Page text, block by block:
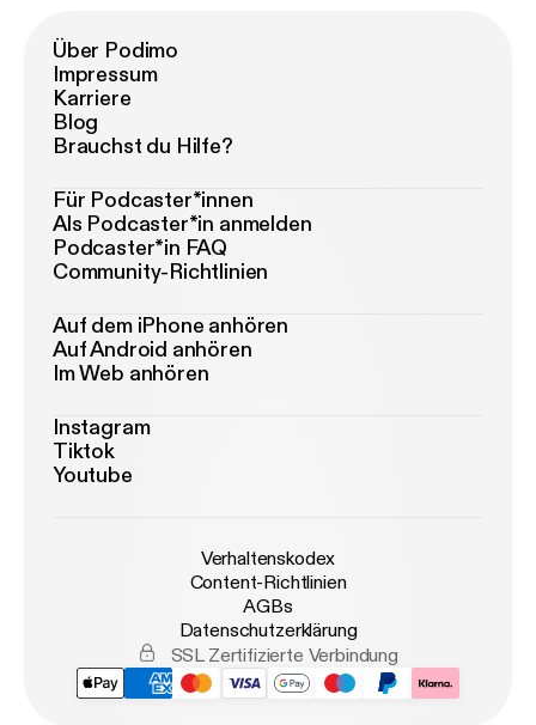
Über Podimo
Impressum
Karriere
Blog
Brauchst du Hilfe?
Für Podcaster*innen
Als Podcaster*in anmelden
Podcaster*in FAQ
Community-Richtlinien
Auf dem iPhone anhören
Auf Android anhören
Im Web anhören
Instagram
Tiktok
Youtube
Verhaltenskodex
Content-Richtlinien
AGBs
Datenschutzerklärung
SSL Zertifizierte Verbindung